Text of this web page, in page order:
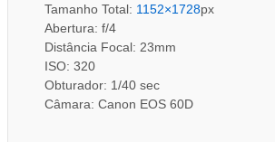
Tamanho Total: 1152×1728px
Abertura: f/4
Distância Focal: 23mm
ISO: 320
Obturador: 1/40 sec
Câmara: Canon EOS 60D